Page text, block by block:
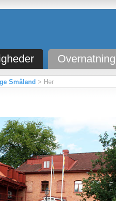
Overnatning
Småland > Her